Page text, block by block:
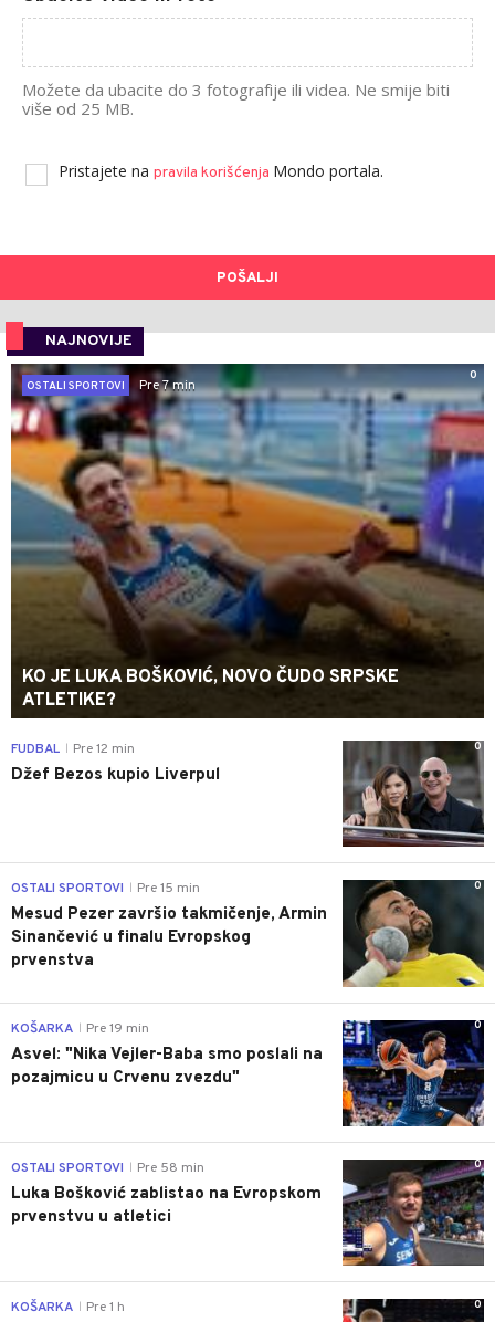
Možete da ubacite do 3 fotografije ili videa. Ne smije biti
više od 25 MB.
Pristajete na pravila korišćenja Mondo portala.
POŠALJI
NAJNOVIJE
0
OSTALI SPORTOVI
Pre 7 min
KO JE LUKA BOŠKOVIĆ, NOVO ČUDO SRPSKE
ATLETIKE?
0
FUDBAL Pre 12 min
Džef Bezos kupio Liverpul
0
OSTALI SPORTOVI Pre 15 min
Mesud Pezer završio takmičenje, Armin
Sinančević u finalu Evropskog
prvenstva
0
KOŠARKA Pre 19 min
Asvel: "Nika Vejler-Baba smo poslali na
pozajmicu u Crvenu zvezdu"
0
OSTALI SPORTOVI Pre 58 min
Luka Bošković zablistao na Evropskom
prvenstvu u atletici
0
KOŠARKA Pre 1 h